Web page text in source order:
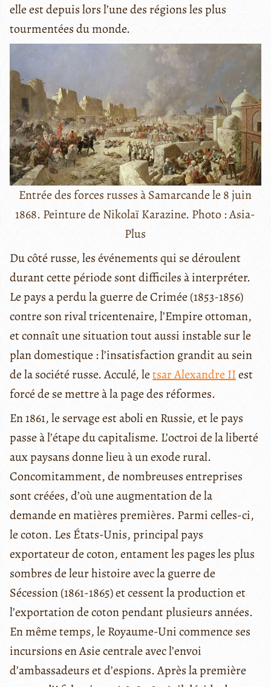
elle est depuis lors l’une des régions les plus
tourmentées du monde.
Entrée des forces russes à Samarcande le 8 juin
1868. Peinture de Nikolaï Karazine. Photo : Asia-
Plus
Du côté russe, les événements qui se déroulent
durant cette période sont difficiles à interpréter.
Le pays a perdu la guerre de Crimée (1853-1856)
contre son rival tricentenaire, l’Empire ottoman,
et connaît une situation tout aussi instable sur le
plan domestique : l’insatisfaction grandit au sein
de la société russe. Acculé, letsar Alexandre IIest
forcé de se mettre à la page des réformes.
En 1861, le servage est aboli en Russie, et le pays
passe à l’étape du capitalisme. L’octroi de la liberté
aux paysans donne lieu à un exode rural.
Concomitamment, de nombreuses entreprises
sont créées, d’où une augmentation de la
demande en matières premières. Parmi celles-ci,
le coton. Les États-Unis, principal pays
exportateur de coton, entament les pages les plus
sombres de leur histoire avec la guerre de
Sécession (1861-1865) et cessent la production et
l’exportation de coton pendant plusieurs années.
En même temps, le Royaume-Uni commence ses
incursions en Asie centrale avec l’envoi
d’ambassadeurs et d’espions. Après la première